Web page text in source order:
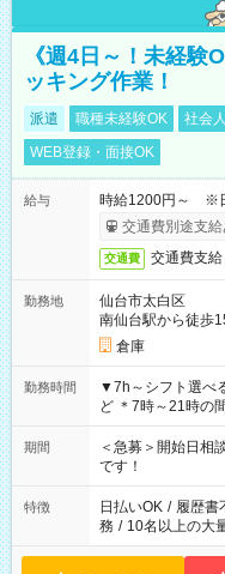
《週4日～！未経験
ッキング作業！
派遣 職種未経験OK 社会
WEB登録・面接OK
給与
時給1200円～ ※
交通費別途支給
交通費 交通費支給
勤務地
仙台市太白区
南仙台駅から徒歩
倉庫
勤務時間
▼7h～シフト選べ
ど ＊7時～21時の
期間
＜急募＞開始日相
です！
特徴 日払いOK / 履歴書
務 / 10名以上の大